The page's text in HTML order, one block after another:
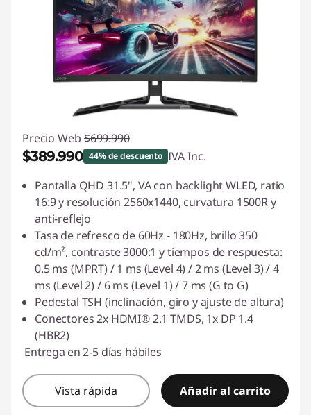
Precio Web $699.990
$389.990 44% de descuento IVA Inc.
Ahorros instantáneos :-$310.000
Pantalla QHD 31.5", VA con backlight WLED, ratio
16:9 y resolución 2560x1440, curvatura 1500R y
anti-reflejo
Tasa de refresco de 60Hz - 180Hz, brillo 350
cd/m², contraste 3000:1 y tiempos de respuesta:
0.5 ms (MPRT) / 1 ms (Level 4) / 2 ms (Level 3) / 4
ms (Level 2) / 6 ms (Level 1) / 7 ms (G to G)
Pedestal TSH (inclinación, giro y ajuste de altura)
Conectores 2x HDMI® 2.1 TMDS, 1x DP 1.4
(HBR2)
Entrega en 2-5 días hábiles
Vista rápida Añadir al carrito